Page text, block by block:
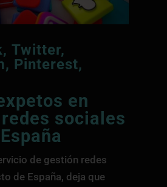
, Twitter,
, Pinterest,
en
sociales
de gestión redes
de España, deja que